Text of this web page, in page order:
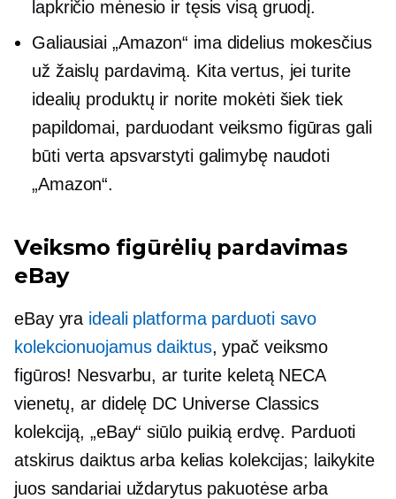
lapkričio mėnesio ir tęsis visą gruodį.
Galiausiai „Amazon“ ima didelius mokesčius
už žaislų pardavimą. Kita vertus, jei turite
idealių produktų ir norite mokėti šiek tiek
papildomai, parduodant veiksmo figūras gali
būti verta apsvarstyti galimybę naudoti
„Amazon“.
Veiksmo figūrėlių pardavimas
eBay
eBay yra ideali platforma parduoti savo
kolekcionuojamus daiktus, ypač veiksmo
figūros! Nesvarbu, ar turite keletą NECA
vienetų, ar didelę DC Universe Classics
kolekciją, „eBay“ siūlo puikią erdvę. Parduoti
atskirus daiktus arba kelias kolekcijas; laikykite
juos sandariai uždarytus pakuotėse arba